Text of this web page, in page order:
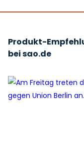
Produkt-
bei sao.de